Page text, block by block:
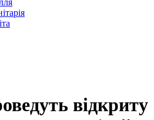
відкриту